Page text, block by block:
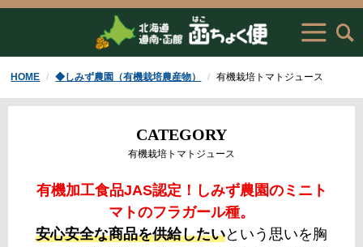
HOME ◆しみず農園（有機栽培農産物） 有機栽培トマトジュース
CATEGORY
有機栽培トマトジュース
有機加工食品JAS認定！しみず農園のミニト
マトのフラガール種。
安心安全な商品を供給したいという思いを胸